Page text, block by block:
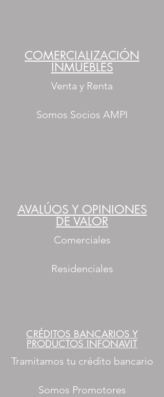
COMERCIALIZACIÓN
INMUEBLES
Venta y Renta
Somos Socios AMPI
AVALÚOS Y OPINIONES
DE VALOR
Comerciales
Residenciales
CRÉDITOS BANCARIOS Y
PRODUCTOS INFONAVIT
Tramitamos tu crédito bancario
Somos Promotores